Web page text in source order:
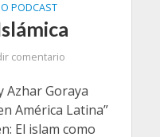
PODCAST
comentario
Azhar Goraya
América Latina”
El islam como